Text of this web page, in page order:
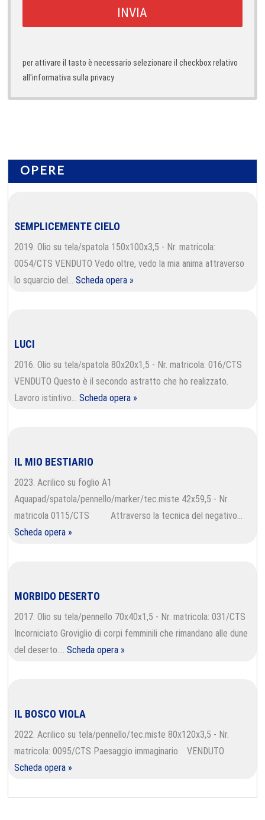
per attivare il tasto è necessario selezionare il checkbox relativo
all'informativa sulla privacy
OPERE
SEMPLICEMENTE CIELO
2019. Olio su tela/spatola 150x100x3,5 - Nr. matricola:
0054/CTS VENDUTO Vedo oltre, vedo la mia anima attraverso
lo squarcio del…Scheda opera »
LUCI
2016. Olio su tela/spatola 80x20x1,5 - Nr. matricola: 016/CTS
VENDUTO Questo è il secondo astratto che ho realizzato.
Lavoro istintivo…Scheda opera »
IL MIO BESTIARIO
2023. Acrilico su foglio A1
Aquapad/spatola/pennello/marker/tec.miste 42x59,5 - Nr.
matricola 0115/CTS Attraverso la tecnica del negativo…
Scheda opera »
MORBIDO DESERTO
2017. Olio su tela/pennello 70x40x1,5 - Nr. matricola: 031/CTS
Incorniciato Groviglio di corpi femminili che rimandano alle dune
del deserto.…Scheda opera »
IL BOSCO VIOLA
2022. Acrilico su tela/pennello/tec.miste 80x120x3,5 - Nr.
matricola: 0095/CTS Paesaggio immaginario. VENDUTO
Scheda opera »